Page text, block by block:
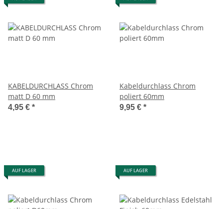
KABELDURCHLASS Chrom
matt D 60 mm
4,95 € *
Kabeldurchlass Chrom
poliert 60mm
9,95 € *
AUF LAGER AUF LAGER